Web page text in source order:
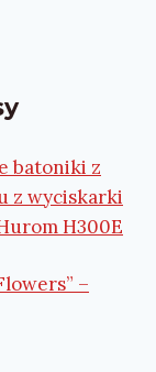
batoniki z
z wyciskarki
H300E
–